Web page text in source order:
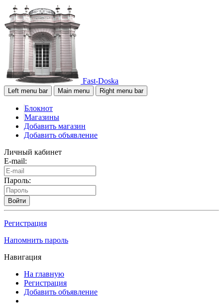
Fast-Doska
Left menu bar Main menu Right menu bar
Блокнот
Магазины
Добавить магазин
Добавить объявление
Личный кабинет
E-mail:
Пароль:
Войти
Регистрация
Напомнить пароль
Навигация
На главную
Регистрация
Добавить объявление